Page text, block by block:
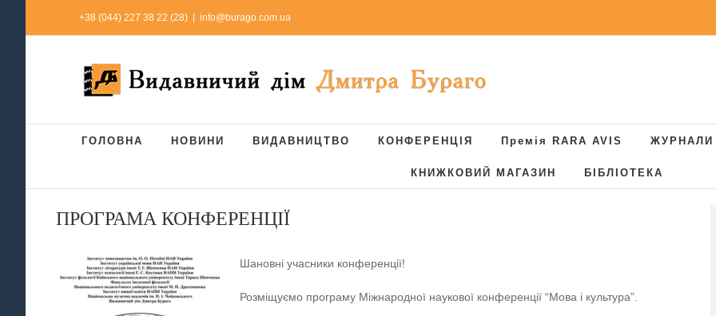
+38 (044) 227 38 22 (28) info@burago.com.ua
ГОЛОВНА НОВИНИ ВИДАВНИЦТВО КОНФЕРЕНЦІЯ Премія RARA AVIS ЖУРНАЛИ
КНИЖКОВИЙ МАГАЗИН БІБЛІОТЕКА
ПРОГРАМА КОНФЕРЕНЦІЇ
Шановні учасники конференції!
Розміщуємо програму Міжнародної наукової конференції “Мова і культура”.